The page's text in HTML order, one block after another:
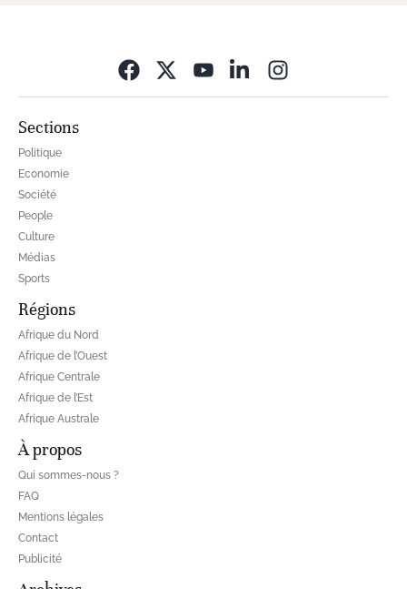
Sections
Politique
Economie
Société
People
Culture
Médias
Sports
Régions
Afrique du Nord
Afrique de l’Ouest
Afrique Centrale
Afrique de l’Est
Afrique Australe
À propos
Qui sommes-nous ?
FAQ
Mentions légales
Contact
Publicité